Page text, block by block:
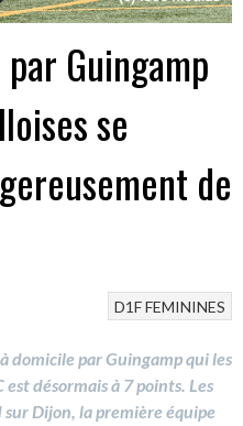
Guingamp
se
de
D1FFEMININES
domicile par Guingamp qui les
désormais à 7 points. Les
Dijon, la première équipe